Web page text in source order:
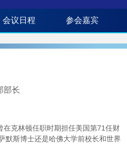
会议日程 参会嘉宾
部长
克林顿任职时期担任美国第71任财
默斯博士还是哈佛大学前校长和世界